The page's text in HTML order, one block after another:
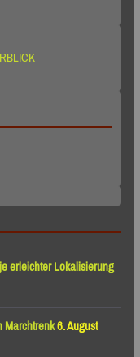
erleichter Lokalisierung
Marchtrenk6. August